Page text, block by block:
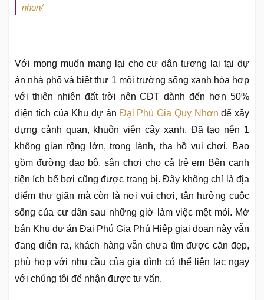
nhon/
Với mong muốn mang lại cho cư dân tương lai tại dự
án nhà phố và biệt thự 1 môi trường sống xanh hòa hợp
với thiên nhiên đất trời nên CĐT dành đến hơn 50%
diện tích của Khu dự án Đại Phú Gia Quy Nhơn để xây
dựng cảnh quan, khuôn viên cây xanh. Đã tạo nên 1
không gian rộng lớn, trong lành, tha hồ vui chơi. Bao
gồm đường dạo bộ, sân chơi cho cả trẻ em Bên cạnh
tiện ích bể bơi cũng được trang bị. Đây không chỉ là địa
điểm thư giãn mà còn là nơi vui chơi, tận hưởng cuộc
sống của cư dân sau những giờ làm việc mệt mỏi. Mở
bán Khu dự án Đại Phú Gia Phú Hiệp giai đoạn này vẫn
đang diễn ra, khách hàng vẫn chưa tìm được căn đẹp,
phù hợp với nhu cầu của gia đình có thể liên lạc ngay
với chúng tôi để nhận được tư vấn.